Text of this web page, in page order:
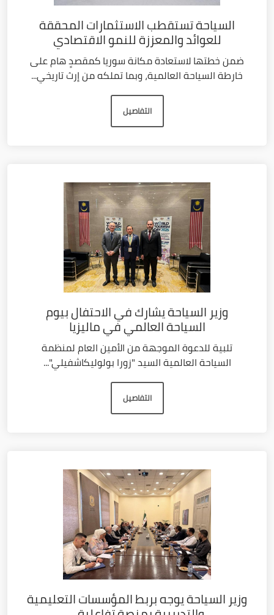
السياحة تستقطب الاستثمارات المحققة
للعوائد والمعززة للنمو الاقتصادي
ضمن خطتها لاستعادة مكانة سوريا كمقصدٍ هام على
خارطة السياحة العالمية، وبما تملكه من إرث تاريخي...
التفاصيل
وزير السياحة يشارك في الاحتفال بيوم
السياحة العالمي في ماليزيا
تلبية للدعوة الموجهة من الأمين العام لمنظمة
السياحة العالمية السيد "زورا بولوليكاشفيلي"...
التفاصيل
وزير السياحة يوجه بربط المؤسسات التعليمية